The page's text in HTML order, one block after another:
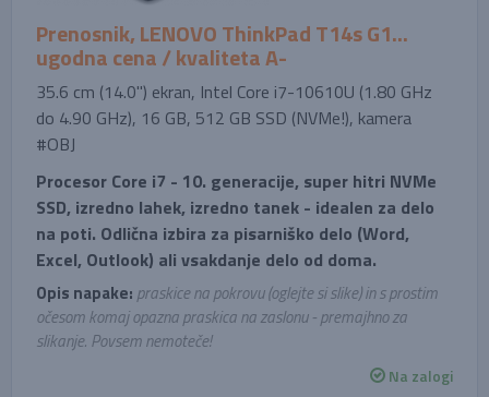
Prenosnik, LENOVO ThinkPad T14s G1...
ugodna cena / kvaliteta A-
35.6 cm (14.0'') ekran, Intel Core i7-10610U (1.80 GHz
do 4.90 GHz), 16 GB, 512 GB SSD (NVMe!), kamera
#OBJ
Procesor Core i7 - 10. generacije, super hitri NVMe
SSD, izredno lahek, izredno tanek - idealen za delo
na poti. Odlična izbira za pisarniško delo (Word,
Excel, Outlook) ali vsakdanje delo od doma.
Opis napake: praskice na pokrovu (oglejte si slike) in s prostim
očesom komaj opazna praskica na zaslonu - premajhno za
slikanje. Povsem nemoteče!
Na zalogi